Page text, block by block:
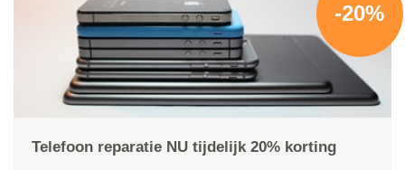
-20%
Telefoon reparatie NU tijdelijk 20% korting